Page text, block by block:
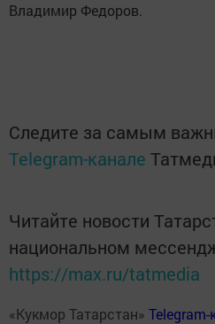
Владимир Федоров.
Следите за самым
Telegram-канале
Читайте новости
национальном
https://max.ru/tatmedia
«Кукмор Татарстан» Telegram-